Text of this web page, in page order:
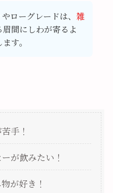
ローグレードは、 雑
間にしわが寄るよ
す。
手！
が飲みたい！
が好き！